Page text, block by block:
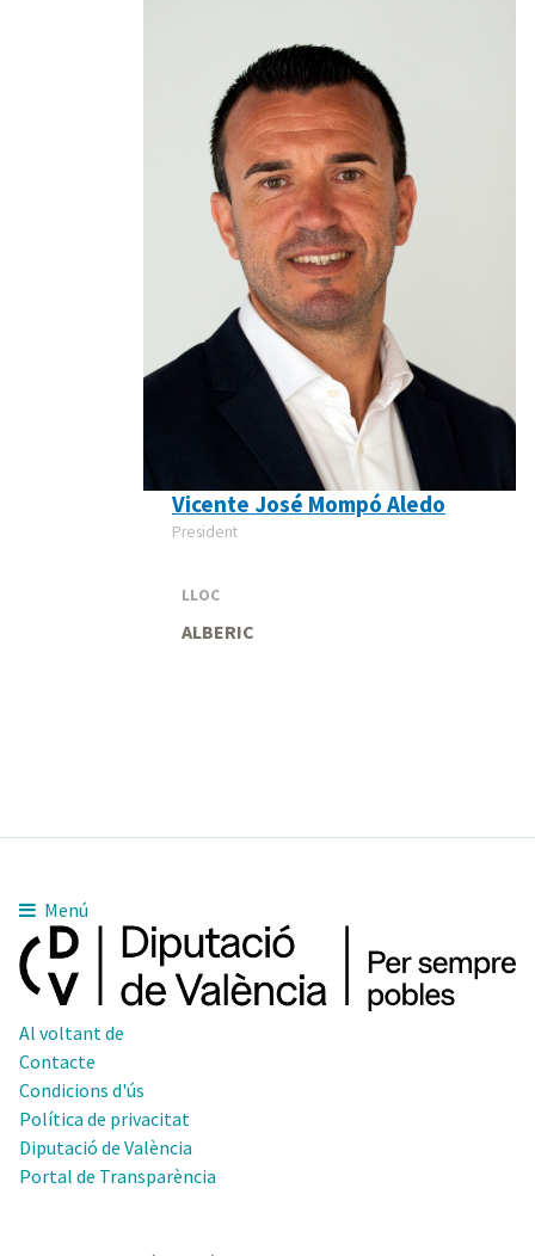
Vicente José Mompó Aledo
President
LLOC
ALBERIC
Menú
Al voltant de
Contacte
Condicions d'ús
Política de privacitat
Diputació de València
Portal de Transparència